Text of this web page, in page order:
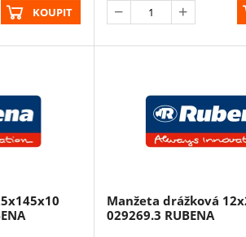
KOUPIT
Manžeta drážková
029269.3 RUBENA